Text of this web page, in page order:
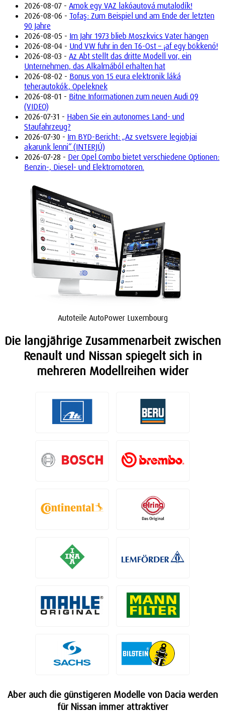
2026-08-07 - Amok egy VAZ lakóautová mutalodík!
2026-08-06 - Tofaş: Zum Beispiel und am Ende der letzten
90 Jahre
2026-08-05 - Im Jahr 1973 blieb Moszkvics Vater hängen
2026-08-04 - Und VW fuhr in den T6-Ost – ¡af egy bökkenő!
2026-08-03 - Az Abt stellt das dritte Modell vor, ein
Unternehmen, das Alkalmából erhalten hat
2026-08-02 - Bonus von 15 eura elektronik láká
teherautokók, Opeleknek
2026-08-01 - Bitne Informationen zum neuen Audi Q9
(VIDEO)
2026-07-31 - Haben Sie ein autonomes Land- und
Staufahrzeug?
2026-07-30 - Im BYD-Bericht: „Az svetsvere legjobjai
akarunk lenni“ (INTERJÚ)
2026-07-28 - Der Opel Combo bietet verschiedene Optionen:
Benzin-, Diesel- und Elektromotoren.
Autoteile AutoPower Luxembourg
Die langjährige Zusammenarbeit zwischen
Renault und Nissan spiegelt sich in
mehreren Modellreihen wider
Aber auch die günstigeren Modelle von Dacia werden
für Nissan immer attraktiver